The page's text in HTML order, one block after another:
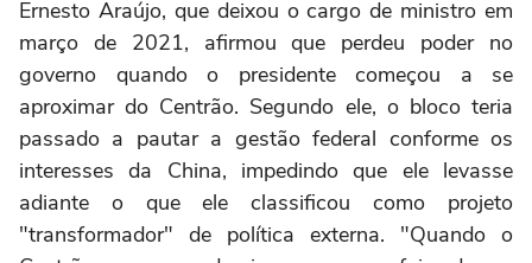
Ernesto Araújo, que deixou o cargo de ministro em
março de 2021, afirmou que perdeu poder no
governo quando o presidente começou a se
aproximar do Centrão. Segundo ele, o bloco teria
passado a pautar a gestão federal conforme os
interesses da China, impedindo que ele levasse
adiante o que ele classificou como projeto
"transformador" de política externa. "Quando o